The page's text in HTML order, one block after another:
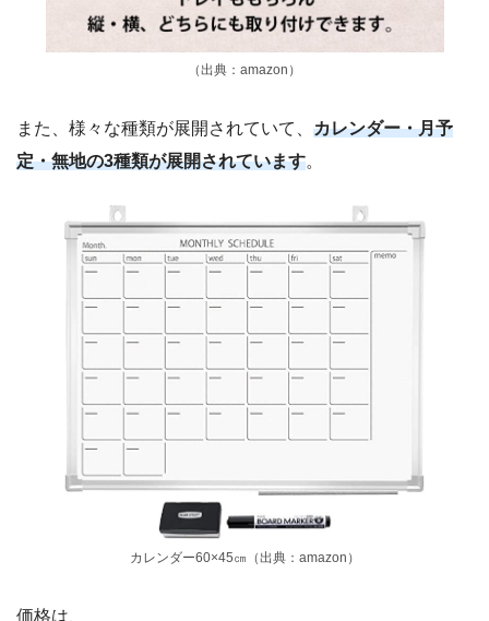
（出典：amazon）
また、様々な種類が展開されていて、 カレンダー・月予
定・無地の3種類が展開されています。
カレンダー60×45㎝（出典：amazon）
価格は、